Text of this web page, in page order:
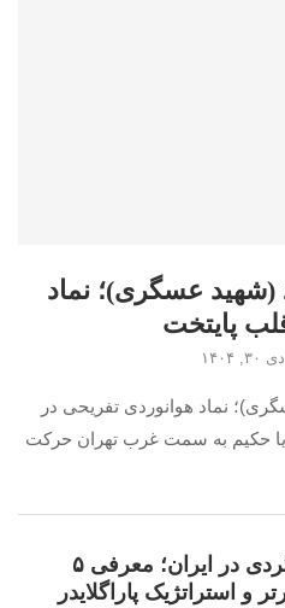
(شهید عسگری)؛ نماد
پایتخت
دی ۳۰, ۱۴۰۴
نماد هوانوردی تفریحی در
یا حکیم به سمت غرب تهران حرکت
آسمان‌گردی در ایران؛ معرفی ۵
و استراتژیک پاراگلایدر